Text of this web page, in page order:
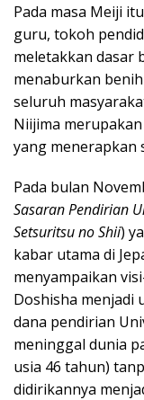
Pada masa Meiji
guru, tokoh
meletakkan dasar
menaburkan
seluruh
Niijima
yang menerapkan
Pada bulan
Sasaran Pendirian
Setsuritsu no Shii)
kabar utama di
menyampaikan
Doshisha menjadi
dana pendirian
meninggal dunia
usia 46 tahun)
didirikannya